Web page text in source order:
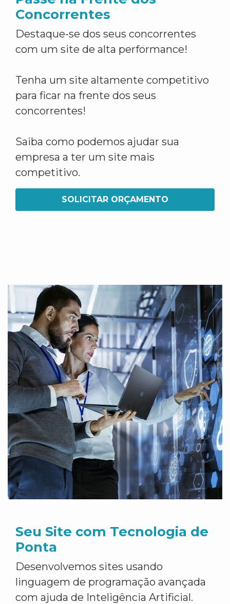
Concorrentes
Destaque-se dos seus concorrentes
com um site de alta performance!
Tenha um site altamente competitivo
para ficar na frente dos seus
concorrentes!
Saiba como podemos ajudar sua
empresa a ter um site mais
competitivo.
SOLICITAR ORÇAMENTO
Seu Site com Tecnologia de
Ponta
Desenvolvemos sites usando
linguagem de programação avançada
com ajuda de Inteligência Artificial.